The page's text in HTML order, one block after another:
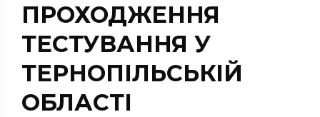
ПРОХОДЖЕННЯ
ТЕСТУВАННЯ У
ТЕРНОПІЛЬСЬКІЙ
ОБЛАСТІ